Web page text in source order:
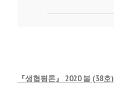
『생협평론』 2020 봄 (38호)